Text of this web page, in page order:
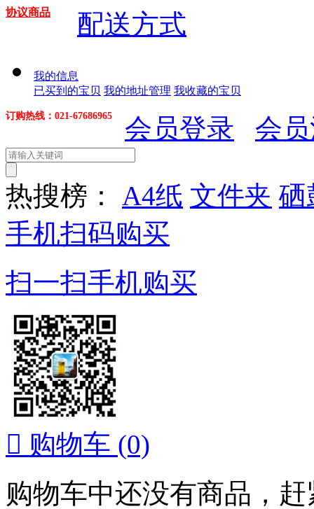
协议商品 配送方式
我的信息
已买到的宝贝 我的地址管理 我收藏的宝贝
订购热线：021-67686965 会员登录 会
热搜榜： A4纸 文件夹 硒
手机扫码购买
扫一扫手机购买
 购物车 (0)
购物车中还没有商品，